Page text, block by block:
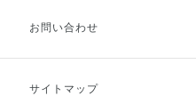
お支払方法
キャンセル・返品・交換
お問い合わせ
サイトマップ